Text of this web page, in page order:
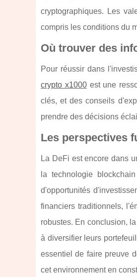
cryptographiques. Les
compris les conditions du
Où trouver des
Pour réussir dans
crypto x1000est une
clés, et des conseils
prendre des décisions
Les perspectives
La DeFi est encore dans
la technologie
d'opportunités
financiers traditionnels,
robustes. En conclusion,
à diversifier leurs
essentiel de faire preuve
cet environnement en